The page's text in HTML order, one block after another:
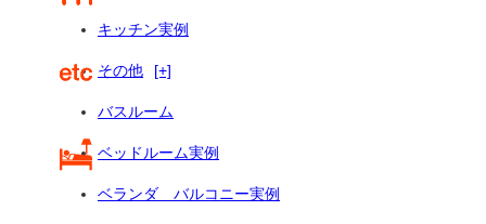
キッチン実例
その他 [+]
バスルーム
ベッドルーム実例
ベランダ バルコニー実例